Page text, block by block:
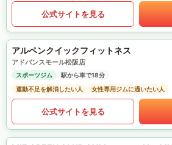
公式サイトを見る
アルペンクイックフィットネス
アドバンスモール松阪店
スポーツジム
駅から車で18分
運動不足を解消したい人
女性専用ジムに通いたい人
公式サイトを見る